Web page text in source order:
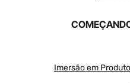
Imersão em